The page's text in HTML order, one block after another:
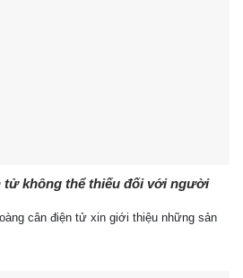
tử không thể thiếu đối với người
cân điện tử xin giới thiệu những sản